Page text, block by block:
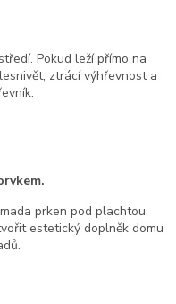
Pokud leží přímo na
ztrácí výhřevnost a
prken pod plachtou.
estetický doplněk domu